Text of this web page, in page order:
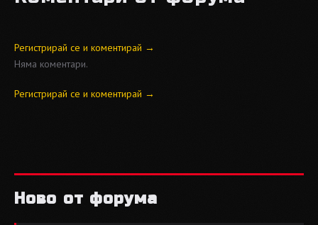
Регистрирай се и коментирай →
Няма коментари.
Регистрирай се и коментирай →
Ново от форума